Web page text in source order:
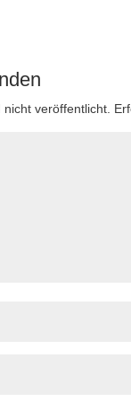
veröffentlicht.